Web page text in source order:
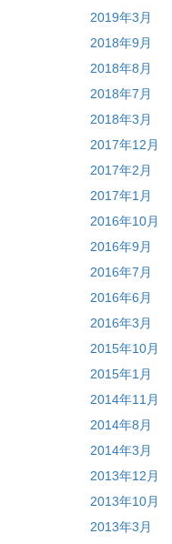
2019年3月
2018年9月
2018年8月
2018年7月
2018年3月
2017年12月
2017年2月
2017年1月
2016年10月
2016年9月
2016年7月
2016年6月
2016年3月
2015年10月
2015年1月
2014年11月
2014年8月
2014年3月
2013年12月
2013年10月
2013年3月